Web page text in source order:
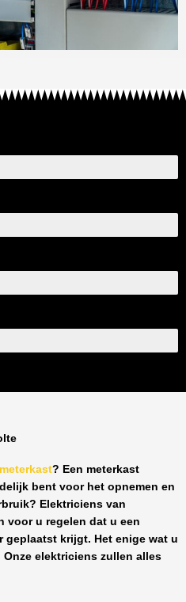
? Een meterkast
bent voor het opnemen en
Elektriciens van
voor u regelen dat u een
geplaatst krijgt. Het enige wat u
elektriciens zullen alles